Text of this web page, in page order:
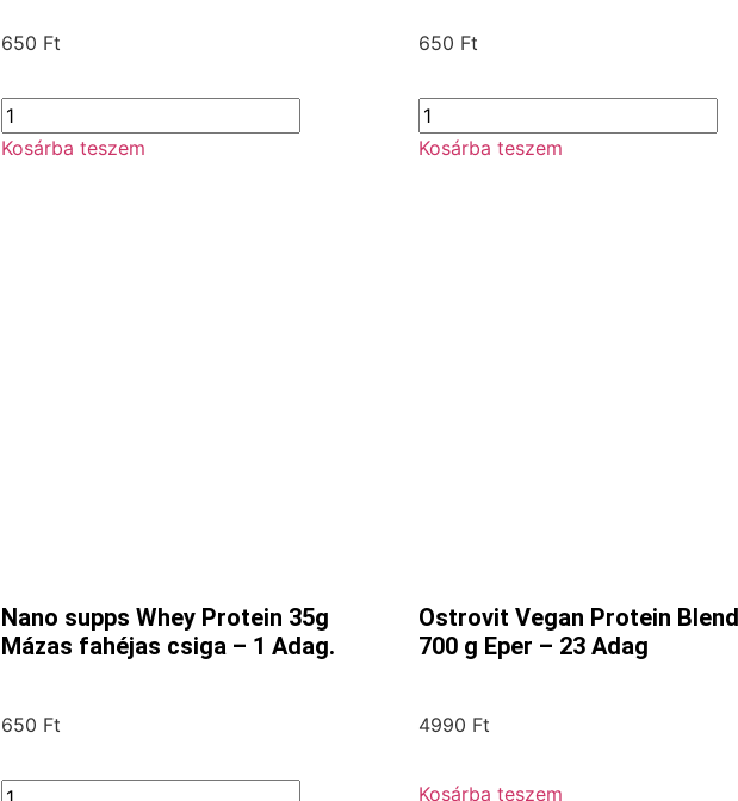
650 Ft
Kosárba teszem
650 Ft
Kosárba teszem
Nano supps Whey Protein 35g
Mázas fahéjas csiga – 1 Adag.
650 Ft
Ostrovit Vegan Protein Blend
700 g Eper – 23 Adag
4990 Ft
Kosárba teszem